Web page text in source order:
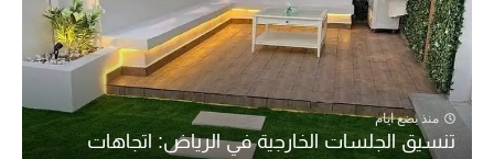
منذ بضع ايام
تنسيق الجلسات الخارجية في الرياض: اتجاهات